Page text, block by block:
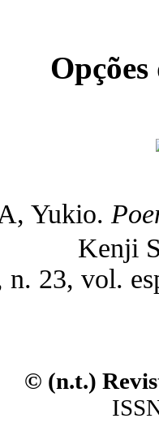
Yukio.
Kenji
n. 23, vol.
© (n.t.)